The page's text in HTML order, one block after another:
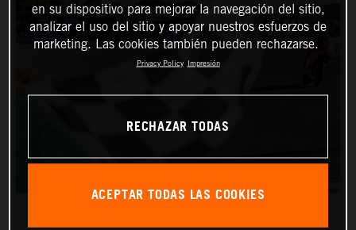
en su dispositivo para mejorar la navegación del sitio,
analizar el uso del sitio y apoyar nuestros esfuerzos de
marketing. Las cookies también pueden rechazarse.
Privacy Policy Impresión
RECHAZAR TODAS
ACEPTAR TODAS LAS COOKIES